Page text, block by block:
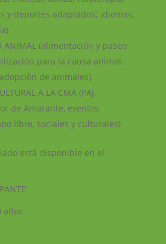
y deportes adaptados; idiomas;
ANIMAL (alimentación y paseo
para la causa animal,
de animales)
A LA CMA (PAJ,
de Amarante, eventos
libre, sociales y culturales)
está disponible en el
años